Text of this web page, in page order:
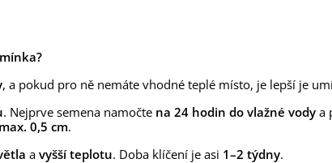
, a pokud pro ně nemáte vhodné teplé místo, je lepší je
. Nejprve semena namočte na 24 hodin do vlažné vody a
max. 0,5 cm.
a vyšší teplotu. Doba klíčení je asi 1–2 týdny.